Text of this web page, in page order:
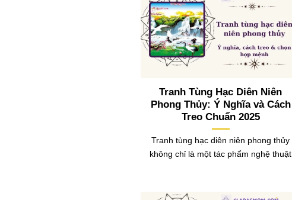
Tranh Tùng Hạc Diên Niên
Phong Thủy: Ý Nghĩa và Cách
Treo Chuẩn 2025
Tranh tùng hạc diên niên phong thủy
không chỉ là một tác phẩm nghệ thuật